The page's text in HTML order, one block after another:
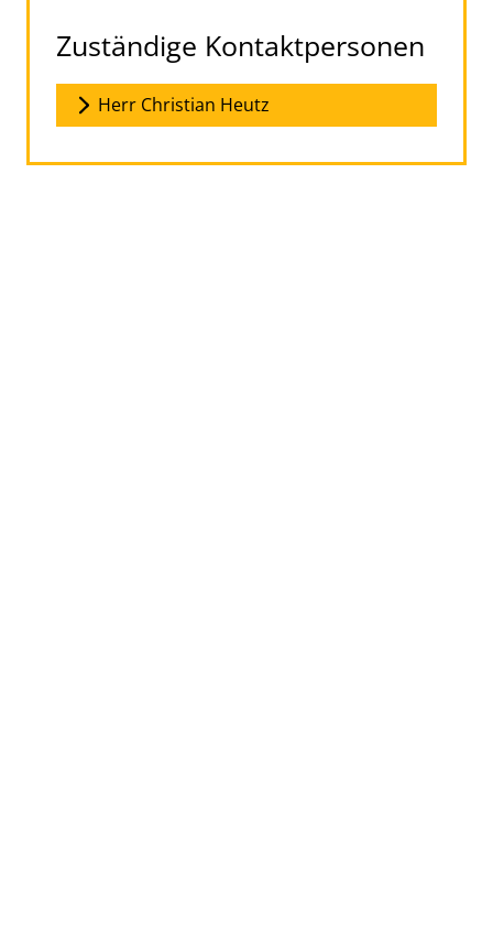
Zuständige Kontaktpersonen
Herr Christian Heutz